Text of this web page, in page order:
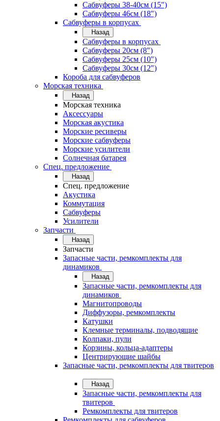
Сабвуферы 38-40см (15")
Сабвуферы 46см (18")
Сабвуферы в корпусах
Назад
Сабвуферы в корпусах
Сабвуферы 20см (8")
Сабвуферы 25см (10")
Сабвуферы 30см (12")
Короба для сабвуферов
Морская техника
Назад
Морская техника
Аксессуары
Морская акустика
Морские ресиверы
Морские сабвуферы
Морские усилители
Солнечная батарея
Спец. предложение
Назад
Спец. предложение
Акустика
Коммутация
Сабвуферы
Усилители
Запчасти
Назад
Запчасти
Запасные части, ремкомплекты для
динамиков
Назад
Запасные части, ремкомплекты для
динамиков
Магнитопроводы
Диффузоры, ремкомплекты
Катушки
Клемные терминалы, подводящие
Колпаки, пули
Корзины, кольца-адаптеры
Центрирующие шайбы
Запасные части, ремкомплекты для твитеров
Назад
Запасные части, ремкомплекты для
твитеров
Ремкомплекты для твитеров